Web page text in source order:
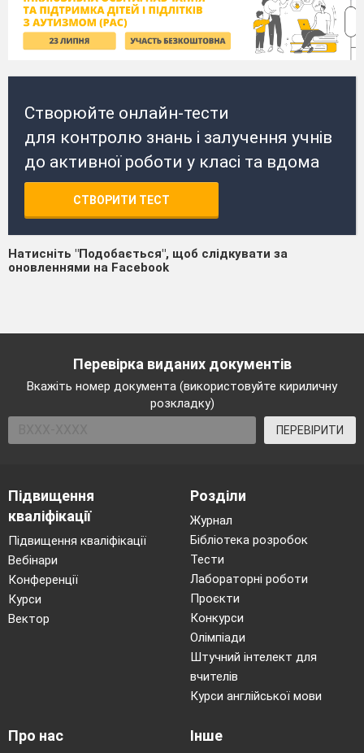
Створюйте онлайн-тести
для контролю знань і залучення учнів
до активної роботи у класі та вдома
СТВОРИТИ ТЕСТ
Натисніть "Подобається", щоб слідкувати за
оновленнями на Facebook
Перевірка виданих документів
Вкажіть номер документа (використовуйте кириличну
розкладку)
ПЕРЕВІРИТИ
Підвищення
кваліфікації
Підвищення кваліфікації
Вебінари
Конференції
Курси
Вектор
Розділи
Журнал
Бібліотека розробок
Тести
Лабораторні роботи
Проєкти
Конкурси
Олімпіади
Штучний інтелект для
вчителів
Курси англійської мови
Про нас Інше